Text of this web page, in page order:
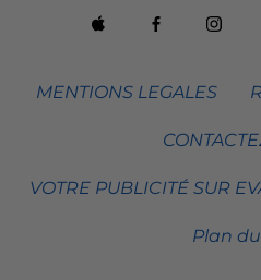
MENTIONS LEGALES
VOTRE PUBLICITÉ SUR
Plan